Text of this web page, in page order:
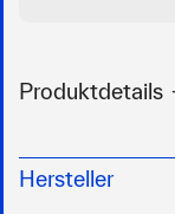
Produktdetails
der
Hersteller